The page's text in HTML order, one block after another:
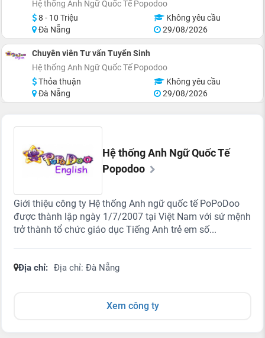
Hệ thống Anh Ngữ Quốc Tế Popodoo
8 - 10 Triệu
Không yêu cầu
Đà Nẵng
29/08/2026
Chuyên viên Tư vấn Tuyển Sinh
Hệ thống Anh Ngữ Quốc Tế Popodoo
Thỏa thuận
Không yêu cầu
Đà Nẵng
29/08/2026
Hệ thống Anh Ngữ Quốc Tế
Popodoo
Giới thiệu công ty Hệ thống Anh ngữ quốc tế PoPoDoo
được thành lập ngày 1/7/2007 tại Việt Nam với sứ mệnh
trở thành tổ chức giáo dục Tiếng Anh trẻ em số...
Địa chỉ: Địa chỉ: Đà Nẵng
Xem công ty